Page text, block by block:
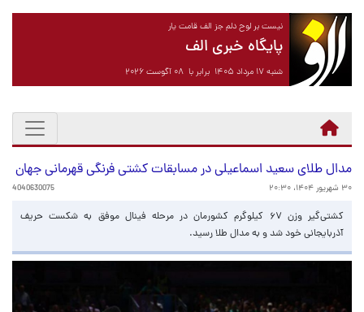
نیست بر لوح دلم جز الف قامت یار
پایگاه خبری الف
شنبه ۱۷ مرداد ۱۴۰۵ برابر با ۰۸ آگوست ۲۰۲۶
مدال طلای سعید اسماعیلی در مسابقات کشتی فرنگی قهرمانی جهان
۳۰ شهریور ۱۴۰۴، ۲۰:۳۰ 4040630075
کشتی‌گیر وزن ۶۷ کیلوگرم کشورمان در مرحله فینال موفق به شکست حریف
آذربایجانی خود شد و به مدال طلا رسید.